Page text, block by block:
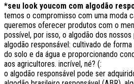
*seu look youcom com algodão
temos o compromisso com uma moda
queremos oferecer produtos com o
possível, por isso, o algodão dos
algodão responsável: cultivado de
do solo e da água e proporcionando
aos agricultores. incrível, né? (:
o algodão responsável pode ser